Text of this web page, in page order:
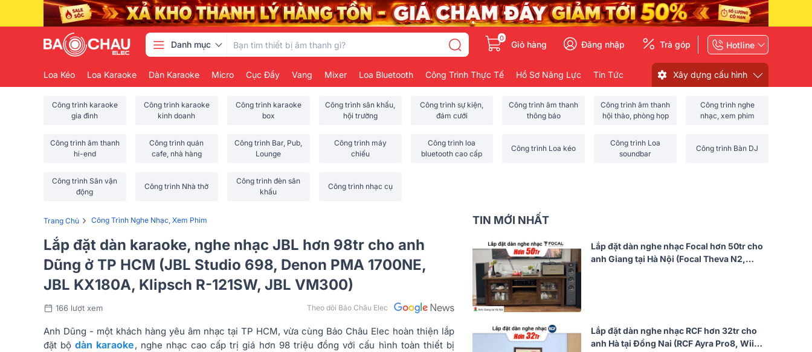
Danh mục
0
Giỏ hàng Đăng nhập Trả góp Hotline
Loa Kéo Loa Karaoke Dàn Karaoke Micro Cục Đẩy Vang Mixer Loa Bluetooth Công Trình Thực Tế Hồ Sơ Năng Lực Tin Tức Xây dựng cấu hình
Công trình karaoke
gia đình
Công trình karaoke
kinh doanh
Công trình karaoke
box
Công trình sân khấu,
hội trường
Công trình sự kiện,
đám cưới
Công trình âm thanh
thông báo
Công trình âm thanh
hội thảo, phòng họp
Công trình nghe
nhạc, xem phim
Công trình âm thanh
hi-end
Công trình quán
cafe, nhà hàng
Công trình Bar, Pub,
Lounge
Công trình máy
chiếu
Công trình loa
bluetooth cao cấp
Công trình Loa kéo
Công trình Loa
soundbar
Công trình Bàn DJ
Công trình Sân vận
động
Công trình Nhà thờ
Công trình đèn sân
khấu
Công trình nhạc cụ
Trang Chủ › Công Trình Nghe Nhạc, Xem Phim
Lắp đặt dàn karaoke, nghe nhạc JBL hơn 98tr cho anh
Dũng ở TP HCM (JBL Studio 698, Denon PMA 1700NE,
JBL KX180A, Klipsch R-121SW, JBL VM300)
166 lượt xem Theo dõi Bảo Châu Elec
Anh Dũng - một khách hàng yêu âm nhạc tại TP HCM, vừa cùng Bảo Châu Elec hoàn thiện lắp
đặt bộdàn karaoke, nghe nhạc cao cấp trị giá hơn 98 triệu đồng với cấu hình toàn thiết bị
TIN MỚI NHẤT
Lắp đặt dàn nghe nhạc Focal hơn 50tr cho
anh Giang tại Hà Nội (Focal Theva N2,
Lắp đặt dàn nghe nhạc RCF hơn 32tr cho
anh Hà tại Đồng Nai (RCF Ayra Pro8, WiiM